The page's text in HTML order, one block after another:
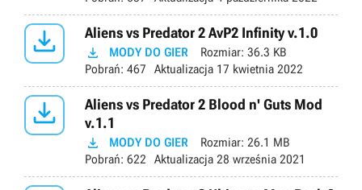
 Aliens vs Predator 2 AvP2 Infinity v.1.0
 MODY DO GIER Rozmiar: 36.3 KB
Pobrań: 467 Aktualizacja 17 kwietnia 2022

Aliens vs Predator 2 Blood n' Guts Mod
v.1.1
 MODY DO GIER Rozmiar: 26.1 MB
Pobrań: 622 Aktualizacja 28 września 2021